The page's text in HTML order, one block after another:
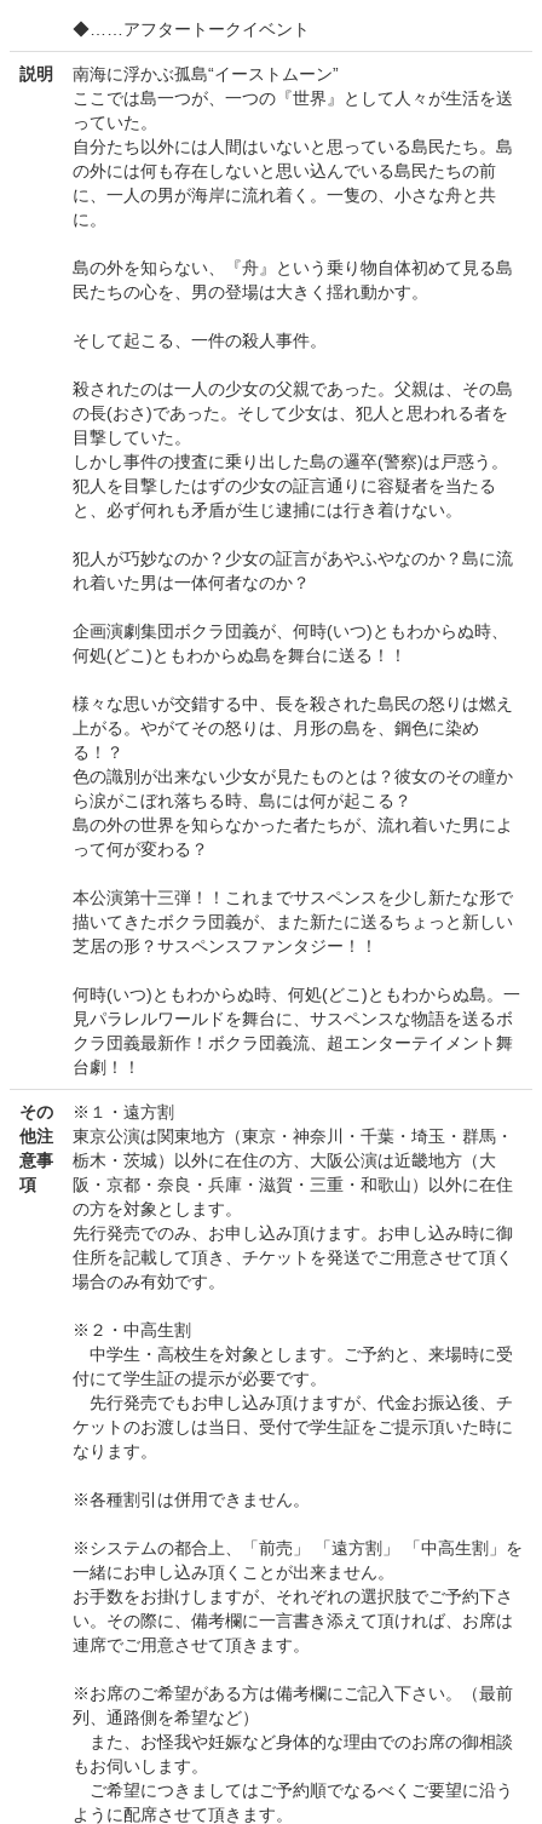
◆……アフタートークイベント
説明
南海に浮かぶ孤島“イーストムーン”
ここでは島一つが、一つの『世界』として人々が生活を送
っていた。
自分たち以外には人間はいないと思っている島民たち。島
の外には何も存在しないと思い込んでいる島民たちの前
に、一人の男が海岸に流れ着く。一隻の、小さな舟と共
に。
島の外を知らない、『舟』という乗り物自体初めて見る島
民たちの心を、男の登場は大きく揺れ動かす。
そして起こる、一件の殺人事件。
殺されたのは一人の少女の父親であった。父親は、その島
の長(おさ)であった。そして少女は、犯人と思われる者を
目撃していた。
しかし事件の捜査に乗り出した島の邏卒(警察)は戸惑う。
犯人を目撃したはずの少女の証言通りに容疑者を当たる
と、必ず何れも矛盾が生じ逮捕には行き着けない。
犯人が巧妙なのか？少女の証言があやふやなのか？島に流
れ着いた男は一体何者なのか？
企画演劇集団ボクラ団義が、何時(いつ)ともわからぬ時、
何処(どこ)ともわからぬ島を舞台に送る！！
様々な思いが交錯する中、長を殺された島民の怒りは燃え
上がる。やがてその怒りは、月形の島を、鋼色に染め
る！？
色の識別が出来ない少女が見たものとは？彼女のその瞳か
ら涙がこぼれ落ちる時、島には何が起こる？
島の外の世界を知らなかった者たちが、流れ着いた男によ
って何が変わる？
本公演第十三弾！！これまでサスペンスを少し新たな形で
描いてきたボクラ団義が、また新たに送るちょっと新しい
芝居の形？サスペンスファンタジー！！
何時(いつ)ともわからぬ時、何処(どこ)ともわからぬ島。一
見パラレルワールドを舞台に、サスペンスな物語を送るボ
クラ団義最新作！ボクラ団義流、超エンターテイメント舞
台劇！！
その
他注
意事
項
※１・遠方割
東京公演は関東地方（東京・神奈川・千葉・埼玉・群馬・
栃木・茨城）以外に在住の方、大阪公演は近畿地方（大
阪・京都・奈良・兵庫・滋賀・三重・和歌山）以外に在住
の方を対象とします。
先行発売でのみ、お申し込み頂けます。お申し込み時に御
住所を記載して頂き、チケットを発送でご用意させて頂く
場合のみ有効です。
※２・中高生割
中学生・高校生を対象とします。ご予約と、来場時に受
付にて学生証の提示が必要です。
先行発売でもお申し込み頂けますが、代金お振込後、チ
ケットのお渡しは当日、受付で学生証をご提示頂いた時に
なります。
※各種割引は併用できません。
※システムの都合上、「前売」 「遠方割」 「中高生割」を
一緒にお申し込み頂くことが出来ません。
お手数をお掛けしますが、それぞれの選択肢でご予約下さ
い。その際に、備考欄に一言書き添えて頂ければ、お席は
連席でご用意させて頂きます。
※お席のご希望がある方は備考欄にご記入下さい。（最前
列、通路側を希望など）
また、お怪我や妊娠など身体的な理由でのお席の御相談
もお伺いします。
ご希望につきましてはご予約順でなるべくご要望に沿う
ように配席させて頂きます。